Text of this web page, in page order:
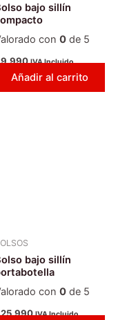
bajo sillín
con 0de 5
9.990 IVA Incluido
Añadir al carrito
bajo sillín
con 0de 5
25.990 IVA Incluido